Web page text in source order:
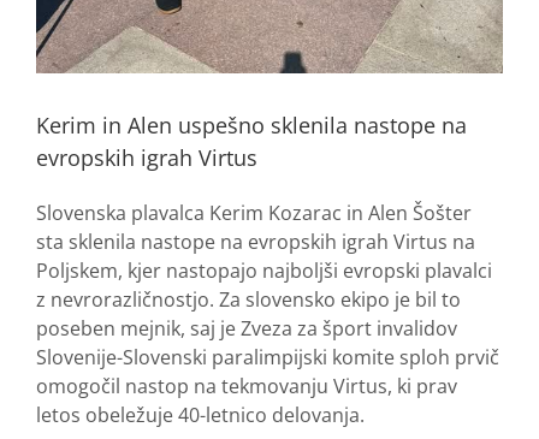
Kerim in Alen uspešno sklenila nastope na
evropskih igrah Virtus
Slovenska plavalca Kerim Kozarac in Alen Šošter
sta sklenila nastope na evropskih igrah Virtus na
Poljskem, kjer nastopajo najboljši evropski plavalci
z nevrorazličnostjo. Za slovensko ekipo je bil to
poseben mejnik, saj je Zveza za šport invalidov
Slovenije-Slovenski paralimpijski komite sploh prvič
omogočil nastop na tekmovanju Virtus, ki prav
letos obeležuje 40-letnico delovanja.